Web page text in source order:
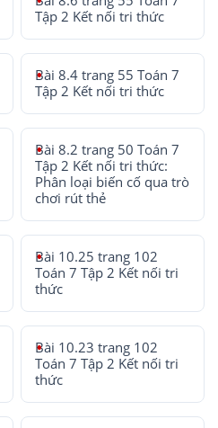
Tập 2 Kết nối tri thức
Bài 8.4 trang 55 Toán 7
Tập 2 Kết nối tri thức
Bài 8.2 trang 50 Toán 7
Tập 2 Kết nối tri thức:
Phân loại biến cố qua trò
chơi rút thẻ
Bài 10.25 trang 102
Toán 7 Tập 2 Kết nối tri
thức
Bài 10.23 trang 102
Toán 7 Tập 2 Kết nối tri
thức